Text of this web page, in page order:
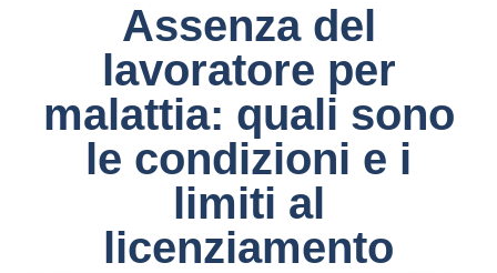
Assenza del
lavoratore per
malattia: quali sono
le condizioni e i
limiti al
licenziamento